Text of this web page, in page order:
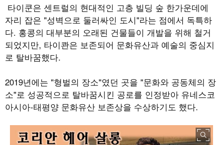
타이쿤은 센트럴의 현대적인 고층 빌딩 숲 한가운데에
자리 잡은 "성벽으로 둘러싸인 도시"라는 점에서 독특하
다. 홍콩의 대부분의 오래된 건물들이 개발을 위해 철거
되었지만, 타이콴은 보존되어 문화유산과 예술의 중심지
로 탈바꿈했다.
2019년에는 "형벌의 장소"였던 곳을 "문화와 공동체의 장
소"로 성공적으로 탈바꿈시킨 공로를 인정받아 유네스코
아시아-태평양 문화유산 보존상을 수상하기도 했다.